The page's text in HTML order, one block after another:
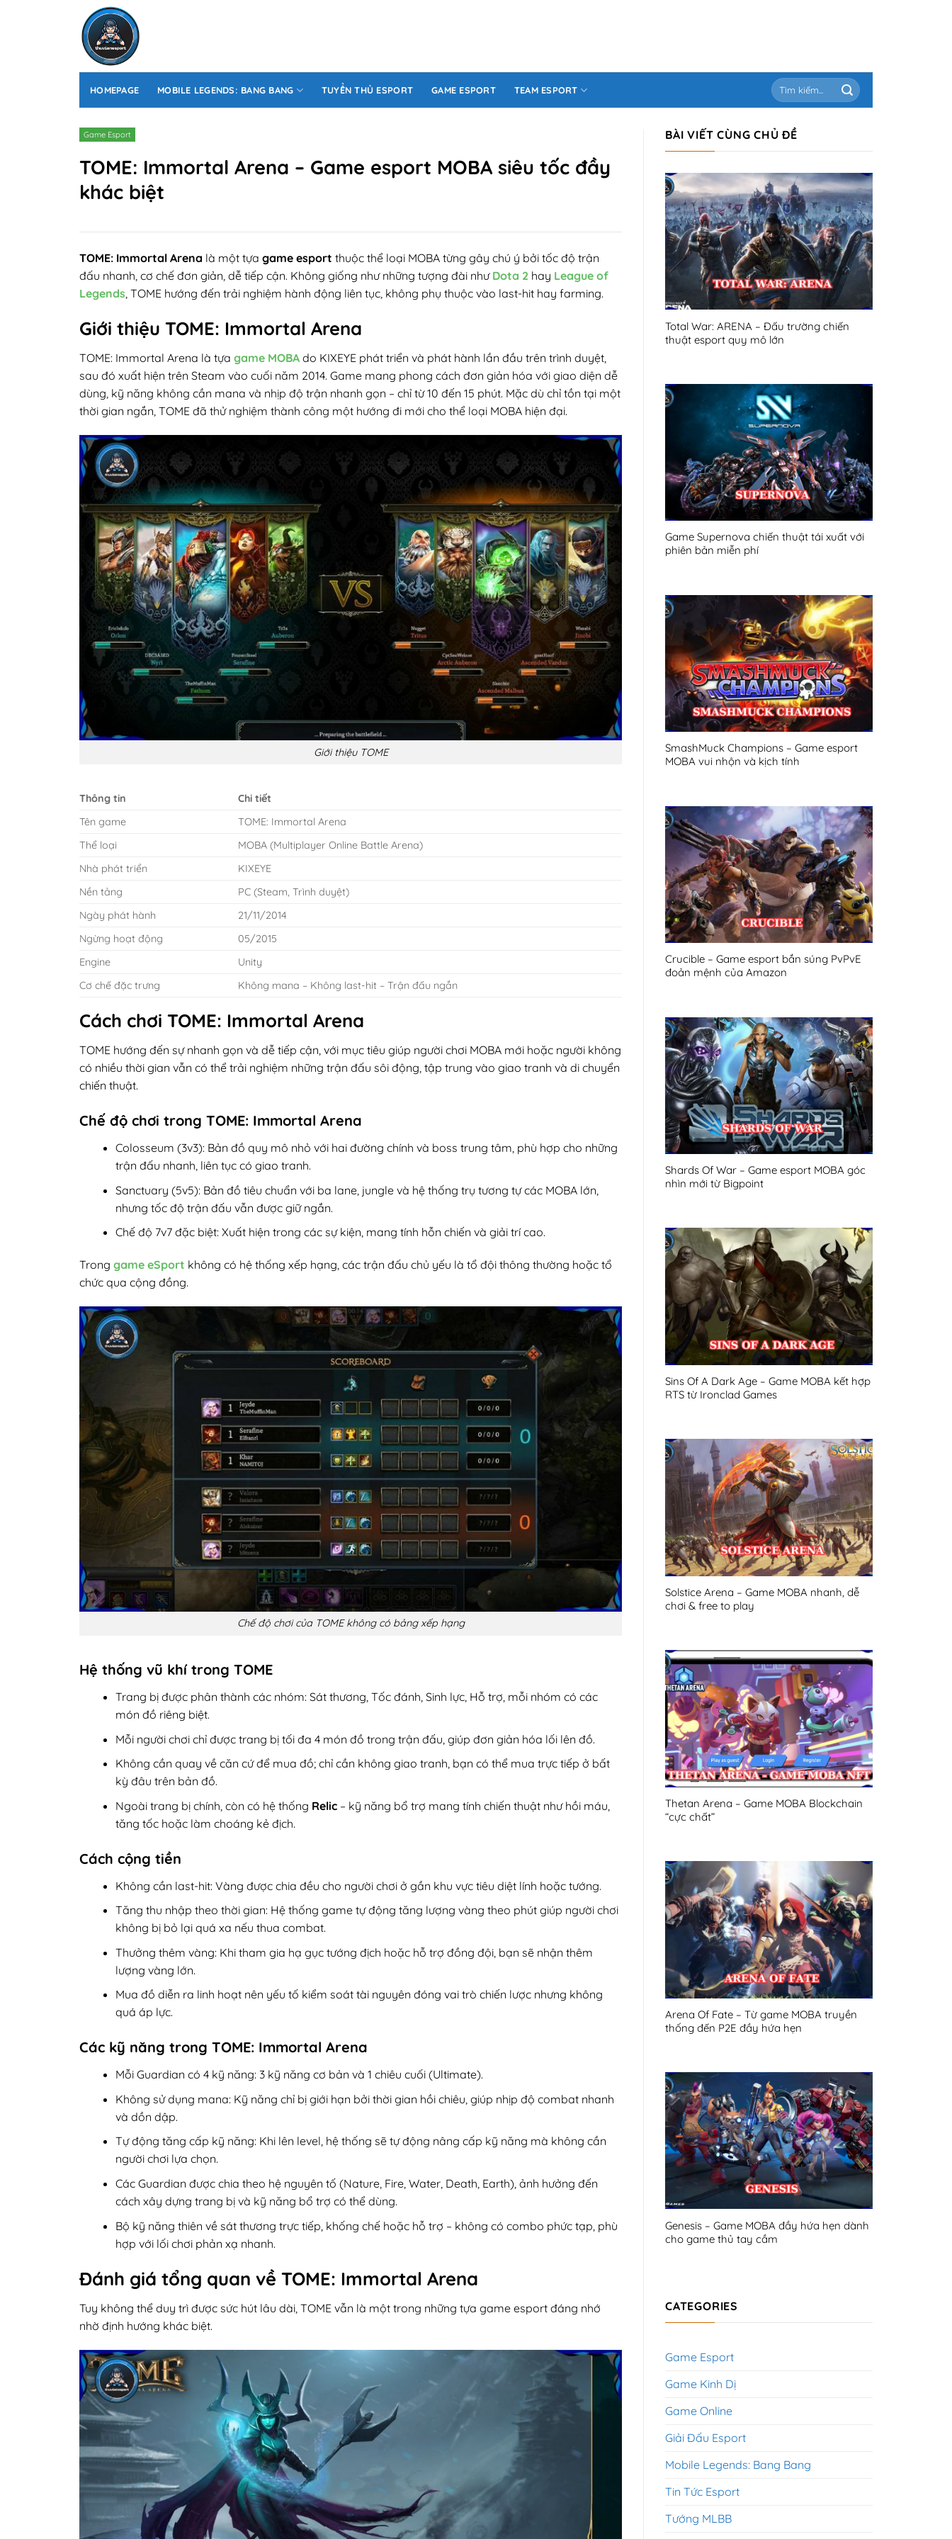
HOMEPAGE MOBILE LEGENDS: BANG BANG TUYỂN THỦ ESPORT GAME ESPORT TEAM ESPORT
Game Esport
TOME: Immortal Arena – Game esport MOBA siêu tốc đầy
khác biệt
TOME: Immortal Arena là một tựa game esport thuộc thể loại MOBA từng gây chú ý bởi tốc độ trận
đấu nhanh, cơ chế đơn giản, dễ tiếp cận. Không giống như những tượng đài như Dota 2 hay League of
Legends , TOME hướng đến trải nghiệm hành động liên tục, không phụ thuộc vào last-hit hay farming.
Giới thiệu TOME: Immortal Arena
TOME: Immortal Arena là tựa game MOBA do KIXEYE phát triển và phát hành lần đầu trên trình duyệt,
sau đó xuất hiện trên Steam vào cuối năm 2014. Game mang phong cách đơn giản hóa với giao diện dễ
dùng, kỹ năng không cần mana và nhịp độ trận nhanh gọn – chỉ từ 10 đến 15 phút. Mặc dù chỉ tồn tại một
thời gian ngắn, TOME đã thử nghiệm thành công một hướng đi mới cho thể loại MOBA hiện đại.
Giới thiệu TOME
Thông tin
Chi tiết
Tên game
TOME: Immortal Arena
Thể loại
MOBA (Multiplayer Online Battle Arena)
Nhà phát triển
KIXEYE
Nền tảng
PC (Steam, Trình duyệt)
Ngày phát hành
21/11/2014
Ngừng hoạt động
05/2015
Engine
Unity
Cơ chế đặc trưng
Không mana – Không last-hit – Trận đấu ngắn
Cách chơi TOME: Immortal Arena
TOME hướng đến sự nhanh gọn và dễ tiếp cận, với mục tiêu giúp người chơi MOBA mới hoặc người không
có nhiều thời gian vẫn có thể trải nghiệm những trận đấu sôi động, tập trung vào giao tranh và di chuyển
chiến thuật.
Chế độ chơi trong TOME: Immortal Arena
Colosseum (3v3): Bản đồ quy mô nhỏ với hai đường chính và boss trung tâm, phù hợp cho những
trận đấu nhanh, liên tục có giao tranh.
Sanctuary (5v5): Bản đồ tiêu chuẩn với ba lane, jungle và hệ thống trụ tương tự các MOBA lớn,
nhưng tốc độ trận đấu vẫn được giữ ngắn.
Chế độ 7v7 đặc biệt: Xuất hiện trong các sự kiện, mang tính hỗn chiến và giải trí cao.
Trong game eSport không có hệ thống xếp hạng, các trận đấu chủ yếu là tổ đội thông thường hoặc tổ
chức qua cộng đồng.
Chế độ chơi của TOME không có bảng xếp hạng
Hệ thống vũ khí trong TOME
Trang bị được phân thành các nhóm: Sát thương, Tốc đánh, Sinh lực, Hỗ trợ, mỗi nhóm có các
món đồ riêng biệt.
Mỗi người chơi chỉ được trang bị tối đa 4 món đồ trong trận đấu, giúp đơn giản hóa lối lên đồ.
Không cần quay về căn cứ để mua đồ; chỉ cần không giao tranh, bạn có thể mua trực tiếp ở bất
kỳ đâu trên bản đồ.
Ngoài trang bị chính, còn có hệ thống Relic– kỹ năng bổ trợ mang tính chiến thuật như hồi máu,
tăng tốc hoặc làm choáng kẻ địch.
Cách cộng tiền
Không cần last-hit: Vàng được chia đều cho người chơi ở gần khu vực tiêu diệt lính hoặc tướng.
Tăng thu nhập theo thời gian: Hệ thống game tự động tăng lượng vàng theo phút giúp người chơi
không bị bỏ lại quá xa nếu thua combat.
Thưởng thêm vàng: Khi tham gia hạ gục tướng địch hoặc hỗ trợ đồng đội, bạn sẽ nhận thêm
lượng vàng lớn.
Mua đồ diễn ra linh hoạt nên yếu tố kiểm soát tài nguyên đóng vai trò chiến lược nhưng không
quá áp lực.
Các kỹ năng trong TOME: Immortal Arena
Mỗi Guardian có 4 kỹ năng: 3 kỹ năng cơ bản và 1 chiêu cuối (Ultimate).
Không sử dụng mana: Kỹ năng chỉ bị giới hạn bởi thời gian hồi chiêu, giúp nhịp độ combat nhanh
và dồn dập.
Tự động tăng cấp kỹ năng: Khi lên level, hệ thống sẽ tự động nâng cấp kỹ năng mà không cần
người chơi lựa chọn.
Các Guardian được chia theo hệ nguyên tố (Nature, Fire, Water, Death, Earth), ảnh hưởng đến
cách xây dựng trang bị và kỹ năng bổ trợ có thể dùng.
Bộ kỹ năng thiên về sát thương trực tiếp, khống chế hoặc hỗ trợ – không có combo phức tạp, phù
hợp với lối chơi phản xạ nhanh.
Đánh giá tổng quan về TOME: Immortal Arena
Tuy không thể duy trì được sức hút lâu dài, TOME vẫn là một trong những tựa game esport đáng nhớ
nhờ định hướng khác biệt.
BÀI VIẾT CÙNG CHỦ ĐỀ
Total War: ARENA – Đấu trường chiến
thuật esport quy mô lớn
Game Supernova chiến thuật tái xuất với
phiên bản miễn phí
SmashMuck Champions – Game esport
MOBA vui nhộn và kịch tính
Crucible – Game esport bắn súng PvPvE
đoản mệnh của Amazon
Shards Of War – Game esport MOBA góc
nhìn mới từ Bigpoint
Sins Of A Dark Age – Game MOBA kết hợp
RTS từ Ironclad Games
Solstice Arena – Game MOBA nhanh, dễ
chơi & free to play
Thetan Arena – Game MOBA Blockchain
“cực chất”
Arena Of Fate – Từ game MOBA truyền
thống đến P2E đầy hứa hẹn
Genesis – Game MOBA đầy hứa hẹn dành
cho game thủ tay cầm
CATEGORIES
Game Esport
Game Kinh Dị
Game Online
Giải Đấu Esport
Mobile Legends: Bang Bang
Tin Tức Esport
Tướng MLBB